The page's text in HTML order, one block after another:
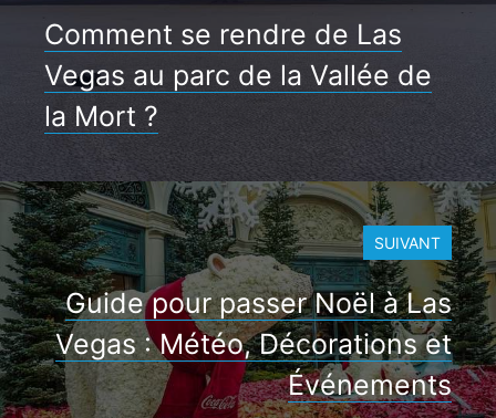
Comment se rendre de Las
Vegas au parc de la Vallée de
la Mort ?
SUIVANT
Guide pour passer Noël à Las
Vegas : Météo, Décorations et
Événements